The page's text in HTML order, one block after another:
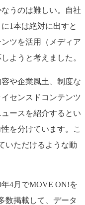
うのは難しい。自社
1本は絶対に出すと
ツを活用（メディア
ようと考えました。
や企業風土、制度な
センスドコンテンツ
ースを紹介するとい
を分けています。こ
いただけるような動
年4月でMOVE ON!を
数掲載して、データ